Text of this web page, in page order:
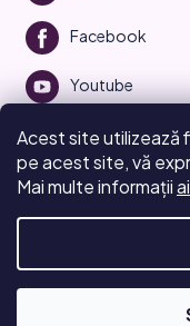
Acest site utilizează
pe acest site, vă
Mai multe informații
Facebook
Youtube
Drepturi de autor